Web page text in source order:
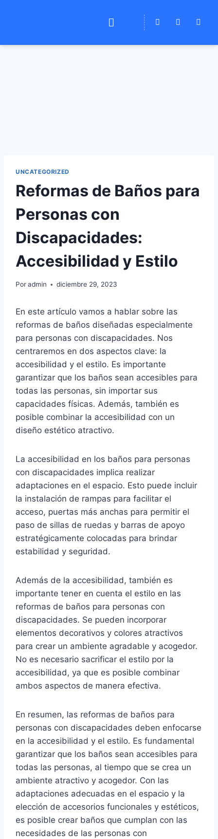
UNCATEGORIZED
Reformas de Baños para
Personas con
Discapacidades:
Accesibilidad y Estilo
Poradmin diciembre 29, 2023
En este artículo vamos a hablar sobre las
reformas de baños diseñadas especialmente
para personas con discapacidades. Nos
centraremos en dos aspectos clave: la
accesibilidad y el estilo. Es importante
garantizar que los baños sean accesibles para
todas las personas, sin importar sus
capacidades físicas. Además, también es
posible combinar la accesibilidad con un
diseño estético atractivo.
La accesibilidad en los baños para personas
con discapacidades implica realizar
adaptaciones en el espacio. Esto puede incluir
la instalación de rampas para facilitar el
acceso, puertas más anchas para permitir el
paso de sillas de ruedas y barras de apoyo
estratégicamente colocadas para brindar
estabilidad y seguridad.
Además de la accesibilidad, también es
importante tener en cuenta el estilo en las
reformas de baños para personas con
discapacidades. Se pueden incorporar
elementos decorativos y colores atractivos
para crear un ambiente agradable y acogedor.
No es necesario sacrificar el estilo por la
accesibilidad, ya que es posible combinar
ambos aspectos de manera efectiva.
En resumen, las reformas de baños para
personas con discapacidades deben enfocarse
en la accesibilidad y el estilo. Es fundamental
garantizar que los baños sean accesibles para
todas las personas, al tiempo que se crea un
ambiente atractivo y acogedor. Con las
adaptaciones adecuadas en el espacio y la
elección de accesorios funcionales y estéticos,
es posible crear baños que cumplan con las
necesidades de las personas con